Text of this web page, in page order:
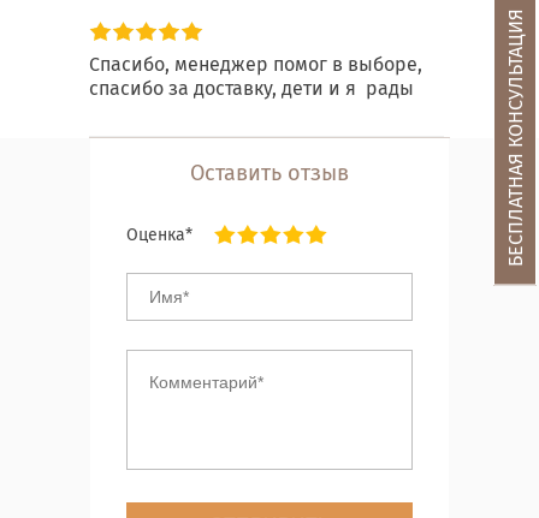
Спасибо, менеджер помог в выборе,
спасибо за доставку, дети и я рады
Оставить отзыв
Оценка* БЕСПЛАТНАЯ КОНСУЛЬТАЦИЯ